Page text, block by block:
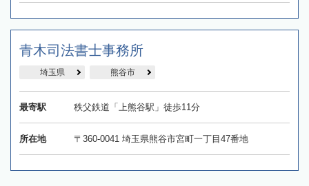
青木司法書士事務所
埼玉県 熊谷市
最寄駅 秩父鉄道「上熊谷駅」徒歩11分
所在地 〒360-0041 埼玉県熊谷市宮町一丁目47番地